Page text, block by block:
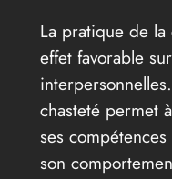
La pratique de la
effet favorable
chasteté permet
ses
son